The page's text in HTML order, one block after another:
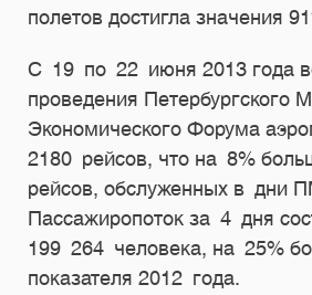
полетов достигла значения
С 19 по 22 июня 2013 года
проведения Петербургского
Экономического Форума
2180 рейсов, что на 8%
рейсов, обслуженных в дни
Пассажиропоток за 4 дня
199 264 человека, на 25%
показателя 2012 года.